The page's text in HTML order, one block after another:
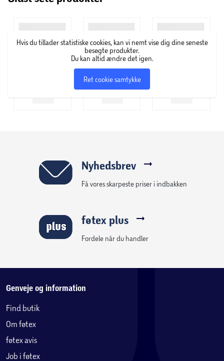
Hvis du tillader statistiske cookies, kan vi nemt vise dig dine seneste
besøgte produkter.
Du kan altid ændre det igen.
Ret cookie samtykke
Nyhedsbrev
Få vores skarpeste priser i indbakken
føtex plus
Fordele når du handler
Genveje og information
Find butik
Om føtex
føtex avis
Job i føtex